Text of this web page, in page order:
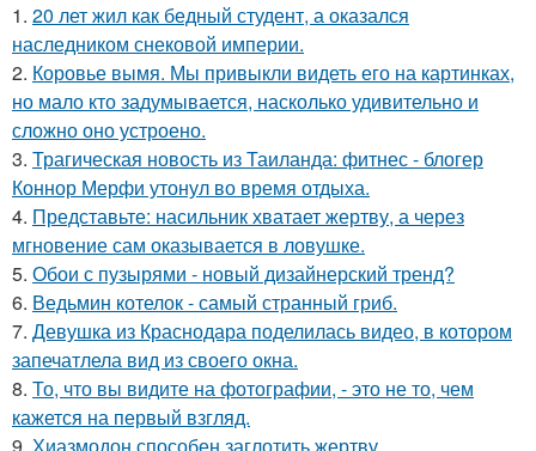
1. 20 лет жил как бедный студент, а оказался
наследником снековой империи.
2. Коровье вымя. Мы привыкли видеть его на картинках,
но мало кто задумывается, насколько удивительно и
сложно оно устроено.
3. Трагическая новость из Таиланда: фитнес - блогер
Коннор Мерфи утонул во время отдыха.
4. Представьте: насильник хватает жертву, а через
мгновение сам оказывается в ловушке.
5. Обои с пузырями - новый дизайнерский тренд?
6. Ведьмин котелок - самый странный гриб.
7. Девушка из Краснодара поделилась видео, в котором
запечатлела вид из своего окна.
8. То, что вы видите на фотографии, - это не то, чем
кажется на первый взгляд.